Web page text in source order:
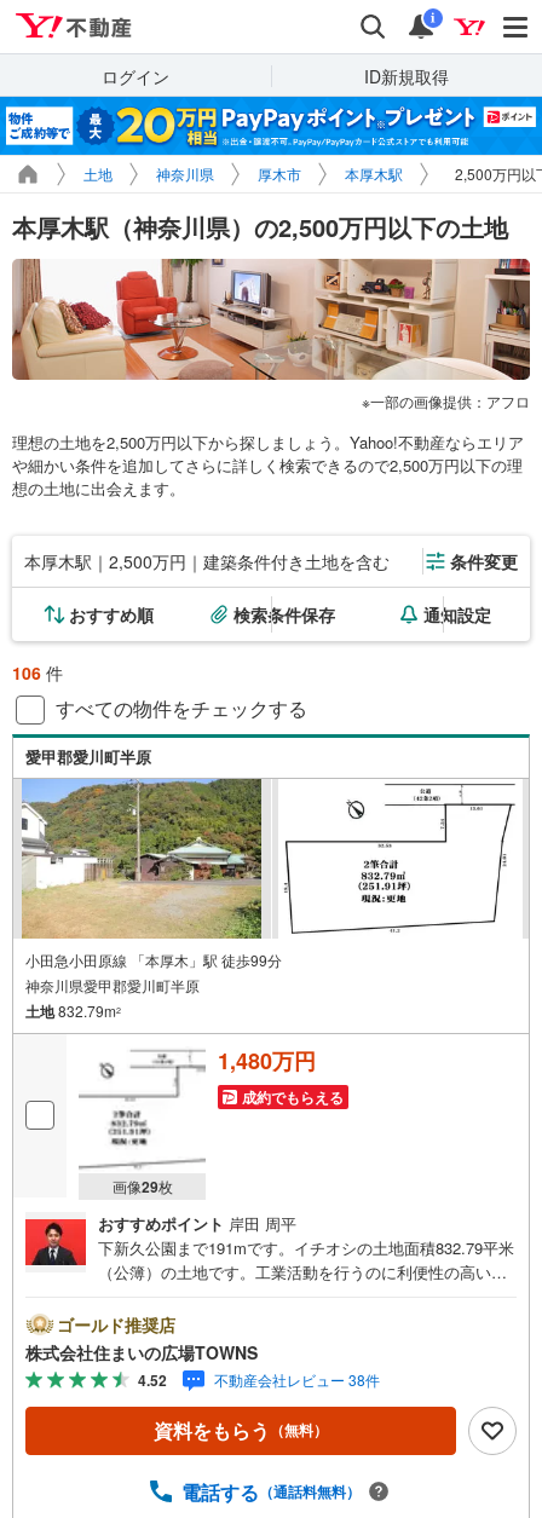
検索 通知
i
ログイン ID新規取得
土地 神奈川県 厚木市 本厚木駅 2,500万円以
本厚木駅（神奈川県）の2,500万円以下の土地
一部の画像提供：アフロ
理想の土地を2,500万円以下から探しましょう。Yahoo!不動産ならエリア
や細かい条件を追加してさらに詳しく検索できるので2,500万円以下の理
想の土地に出会えます。
本厚木駅｜2,500万円｜建築条件付き土地を含む 条件変更
おすすめ順 検索条件保存 通知設定
106 件
すべての物件をチェックする
愛甲郡愛川町半原
小田急小田原線 「本厚木」駅 徒歩99分
神奈川県愛甲郡愛川町半原
土地832.79m2
画像29枚
1,480万円
成約でもらえる
おすすめポイント 岸田 周平
下新久公園まで191mです。イチオシの土地面積832.79平米
（公簿）の土地です。工業活動を行うのに利便性の高い工
境の悪化をもたらす恐れのない工業の増進を図る地域で
す。売地をお探しの方に是非見て頂きたいイチオシの土地
です。【年中無休/9:00～21:00】人気物件は特にお問い合
わせが集中するため、お早めにお電話下さい。「室内・現
地を見学する」ボタンよりご予約頂くとご見学がスムーズ
です。■その他、各種ご相談も承っております。○住宅ロー
場TOWNSからお客様へ経験豊富なスタッフが親身になって
ゴールド推奨店
株式会社住まいの広場TOWNS
4.52 不動産会社レビュー 38件
資料をもらう （無料）
電話する （通話料無料）